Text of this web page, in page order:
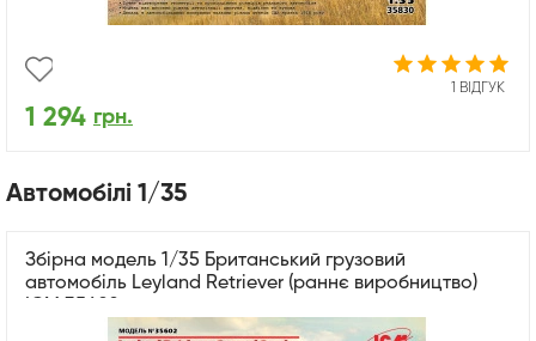
1 ВІДГУК
1 294 грн.
Автомобілі 1/35
Збірна модель 1/35 Британський грузовий
автомобіль Leyland Retriever (раннє виробництво)